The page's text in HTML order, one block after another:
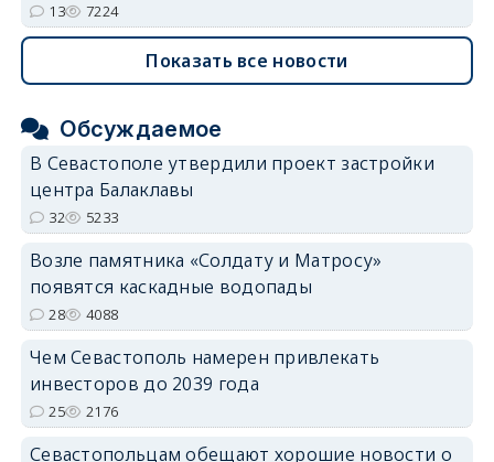
13 7224
Показать все новости
Обсуждаемое
В Севастополе утвердили проект застройки
центра Балаклавы
32 5233
Возле памятника «Солдату и Матросу»
появятся каскадные водопады
28 4088
Чем Севастополь намерен привлекать
инвесторов до 2039 года
25 2176
Севастопольцам обещают хорошие новости о